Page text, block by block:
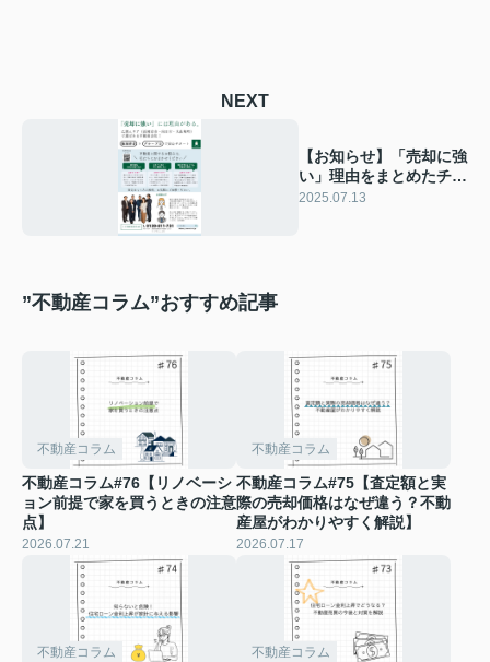
NEXT
【お知らせ】「売却に強
い」理由をまとめたチラ
シが完成しました！
2025.07.13
”不動産コラム”おすすめ記事
不動産コラム
不動産コラム#76【リノベーシ
ョン前提で家を買うときの注意
点】
2026.07.21
不動産コラム
不動産コラム#75【査定額と実
際の売却価格はなぜ違う？不動
産屋がわかりやすく解説】
2026.07.17
不動産コラム 不動産コラム